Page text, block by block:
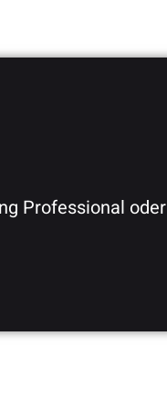
Professional oder